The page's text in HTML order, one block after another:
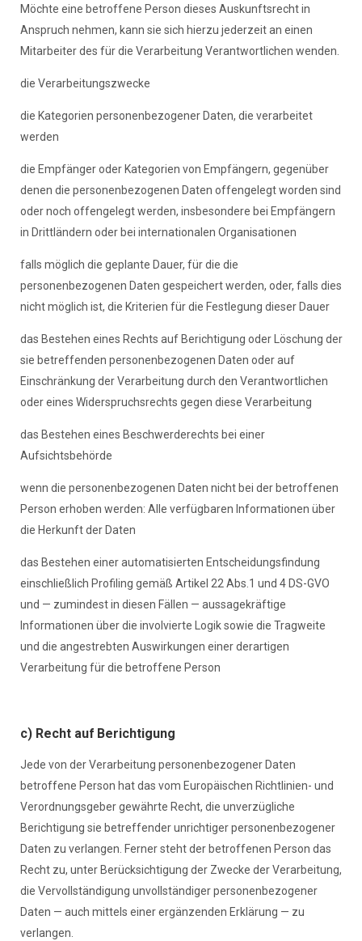
Möchte eine betroffene Person dieses Auskunftsrecht in
Anspruch nehmen, kann sie sich hierzu jederzeit an einen
Mitarbeiter des für die Verarbeitung Verantwortlichen wenden.
die Verarbeitungszwecke
die Kategorien personenbezogener Daten, die verarbeitet
werden
die Empfänger oder Kategorien von Empfängern, gegenüber
denen die personenbezogenen Daten offengelegt worden sind
oder noch offengelegt werden, insbesondere bei Empfängern
in Drittländern oder bei internationalen Organisationen
falls möglich die geplante Dauer, für die die
personenbezogenen Daten gespeichert werden, oder, falls dies
nicht möglich ist, die Kriterien für die Festlegung dieser Dauer
das Bestehen eines Rechts auf Berichtigung oder Löschung der
sie betreffenden personenbezogenen Daten oder auf
Einschränkung der Verarbeitung durch den Verantwortlichen
oder eines Widerspruchsrechts gegen diese Verarbeitung
das Bestehen eines Beschwerderechts bei einer
Aufsichtsbehörde
wenn die personenbezogenen Daten nicht bei der betroffenen
Person erhoben werden: Alle verfügbaren Informationen über
die Herkunft der Daten
das Bestehen einer automatisierten Entscheidungsfindung
einschließlich Profiling gemäß Artikel 22 Abs.1 und 4 DS-GVO
und — zumindest in diesen Fällen — aussagekräftige
Informationen über die involvierte Logik sowie die Tragweite
und die angestrebten Auswirkungen einer derartigen
Verarbeitung für die betroffene Person
c) Recht auf Berichtigung
Jede von der Verarbeitung personenbezogener Daten
betroffene Person hat das vom Europäischen Richtlinien- und
Verordnungsgeber gewährte Recht, die unverzügliche
Berichtigung sie betreffender unrichtiger personenbezogener
Daten zu verlangen. Ferner steht der betroffenen Person das
Recht zu, unter Berücksichtigung der Zwecke der Verarbeitung,
die Vervollständigung unvollständiger personenbezogener
Daten — auch mittels einer ergänzenden Erklärung — zu
verlangen.